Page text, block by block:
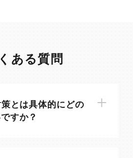
ある質問
とは具体的にどの
すか？